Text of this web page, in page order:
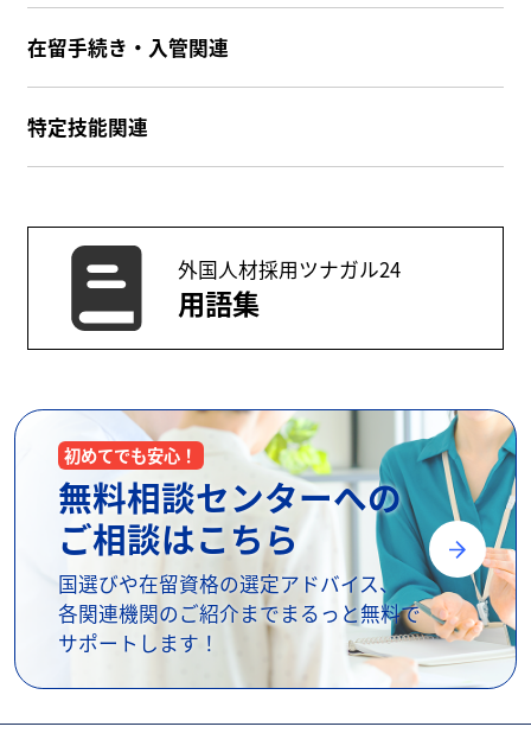
在留手続き・入管関連
特定技能関連
外国人材採用ツナガル24
用語集
初めてでも安心！
無料相談センターへの
ご相談はこちら
国選びや在留資格の選定アドバイス、
各関連機関のご紹介までまるっと無料で
サポートします！